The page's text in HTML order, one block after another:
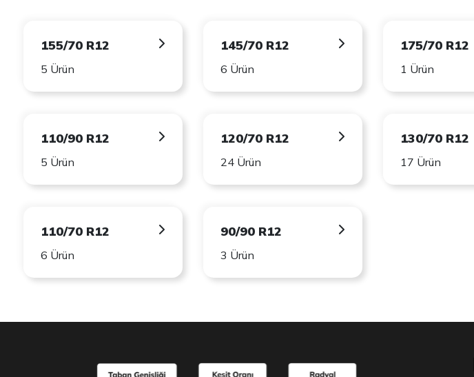
155/70 R12
5 Ürün
145/70 R12
6 Ürün
175/70 R12
1 Ürün
110/90 R12
5 Ürün
120/70 R12
24 Ürün
130/70 R12
17 Ürün
110/70 R12
6 Ürün
90/90 R12
3 Ürün